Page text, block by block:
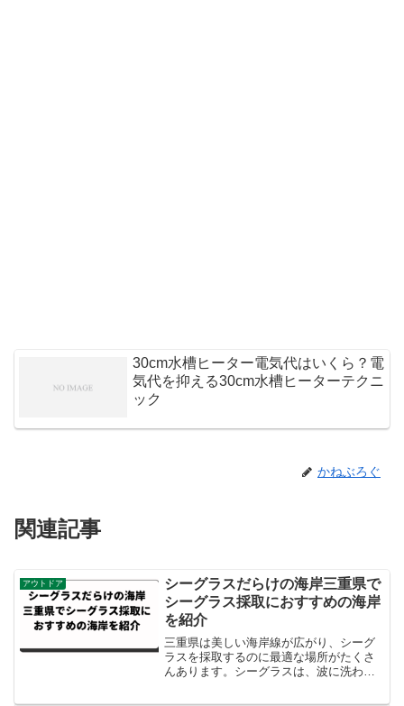
30cm水槽ヒーター電気代はいくら？電
気代を抑える30cm水槽ヒーターテクニ
ック
かねぶろぐ
関連記事
アウトドア
シーグラスだらけの海岸三重県で
シーグラス採取におすすめの海岸
を紹介
三重県は美しい海岸線が広がり、シーグ
ラスを採取するのに最適な場所がたくさ
んあります。シーグラスは、波に洗われ